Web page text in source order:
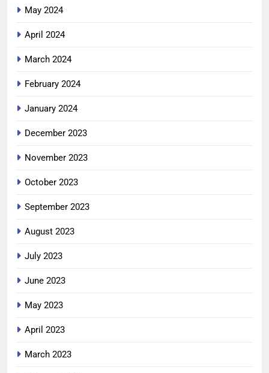
May 2024
April 2024
March 2024
February 2024
January 2024
December 2023
November 2023
October 2023
September 2023
August 2023
July 2023
June 2023
May 2023
April 2023
March 2023